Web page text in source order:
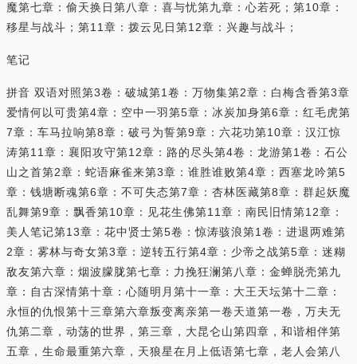
魔第七章：偷天换日第八章：喜与忧第九章：心若死；第10章：
移星与战斗；第11章：拨云见日第12章：兴趣与战斗；
笔记
拼音 双语对照第3卷：破城第1卷：万物集第2章：白梅含香第3章
爱情何以可贵第4章：空中一羽第5章：冰炭加身第6章：红毛虎第
7章：车马拉响第8章：破弓为誓第9章：六花功第10章：汉江惊
涛第11章：襄阳攻守第12章：路的尽头第4卷：龙游第1卷：石公
山之首第2章：蛇语麻雀来第3章：谁胜谁败第4章：西塞龙吟第5
章：钱塘断魂第6章：不可失态第7章：杏林医藏第8章：群起妖魔
乱舞第9章：飘香第10章：见花生佛第11章：南民旧情第12章：
美人笔记第13章：花中贤士第5卷：惊涛骇浪第1卷：进退两难第
2章：雾林与奇女第3章：逆转五行第4章：少帝之战第5章：迷糊
敌友第六章：烟波朦胧第七章：力挽狂澜第八章：金蝉脱壳第九
章：自古深情第十章：心随明月第十一章：大王天坛第十二章：
永恒的仇恨第十三章第六章叛变离亲第一卷天道第一卷，万夫无
仇第二章，动荡的世界，第三章，大昆仑山第四章，和谐相伴第
五章，生命最重第六章，天狼星在月上低语第七章，老人会第八